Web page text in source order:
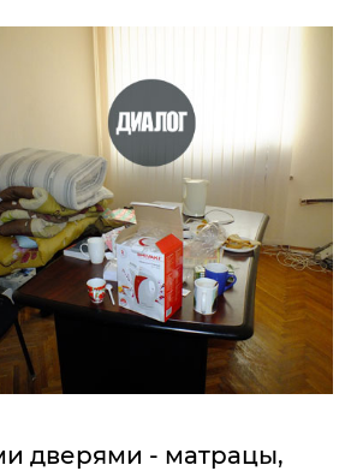
дверями - матрацы,